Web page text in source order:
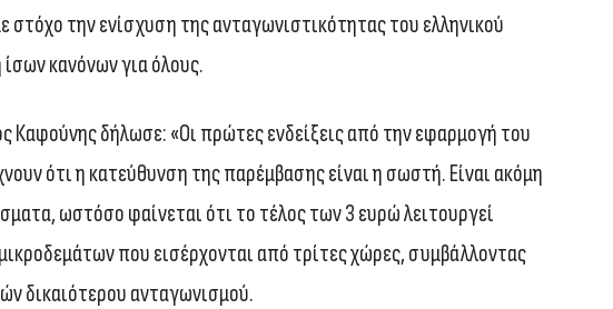
στόχο την ενίσχυση της ανταγωνιστικότητας του ελληνικού
κανόνων για όλους.
Καφούνης δήλωσε: «Οι πρώτες ενδείξεις από την εφαρμογή του
ότι η κατεύθυνση της παρέμβασης είναι η σωστή. Είναι ακόμη
ωστόσο φαίνεται ότι το τέλος των 3 ευρώ λειτουργεί
που εισέρχονται από τρίτες χώρες, συμβάλλοντας
δικαιότερου ανταγωνισμού.